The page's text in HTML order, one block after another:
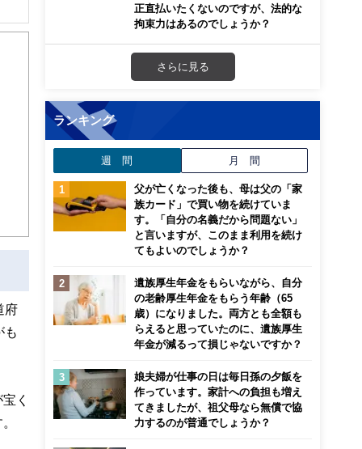
き
府
も
く
正直払いたくないのですが、法的な
拘束力はあるのでしょうか？
さらに見る
ランキング
週 間 月 間
父が亡くなった後も、母は父の「家
族カード」で買い物を続けていま
す。「自分の名義だから問題ない」
と言いますが、このまま利用を続け
てもよいのでしょうか？
遺族厚生年金をもらいながら、自分
の老齢厚生年金をもらう年齢（65
歳）になりました。両方とも全額も
らえると思っていたのに、遺族厚生
年金が減るって損じゃないですか？
娘夫婦が仕事の日は毎日孫の夕飯を
作っています。家計への負担も増え
てきましたが、祖父母なら無償で協
力するのが普通でしょうか？